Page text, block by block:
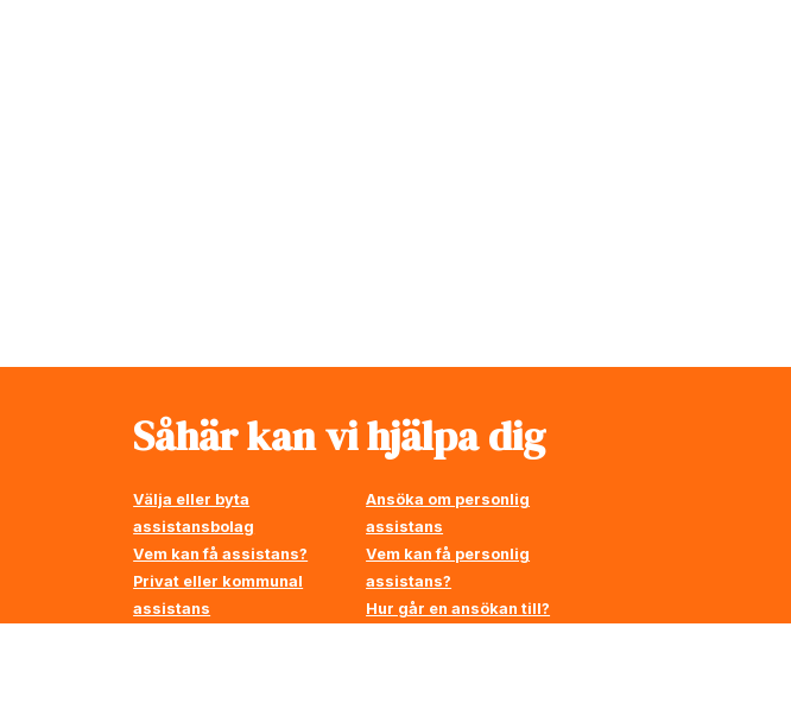
Såhär kan vi hjälpa dig
Välja eller byta
assistansbolag
Vem kan få assistans?
Privat eller kommunal
assistans
Ansöka om personlig
assistans
Vem kan få personlig
assistans?
Hur går en ansökan till?